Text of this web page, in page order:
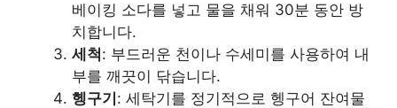
베이킹 소다를 넣고 물을 채워 30분 동안 방
치합니다.
세척 : 부드러운 천이나 수세미를 사용하여 내
부를 깨끗이 닦습니다.
헹구기 : 세탁기를 정기적으로 헹구어 잔여물